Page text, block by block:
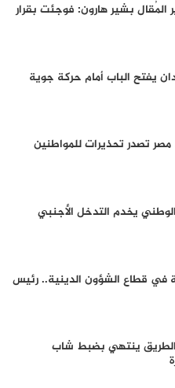
المُقال بشير هارون: فوجئت بقرار
يفتح الباب أمام حركة جوية
تصدر تحذيرات للمواطنين
يخدم التدخل الأجنبي
في قطاع الشؤون الدينية.. رئيس
ينتهي بضبط شاب